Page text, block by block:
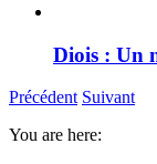
Diois : Un
Précédent Suivant
You are here: